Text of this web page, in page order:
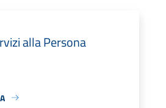
alla Persona